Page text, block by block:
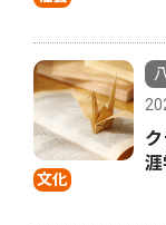
文化